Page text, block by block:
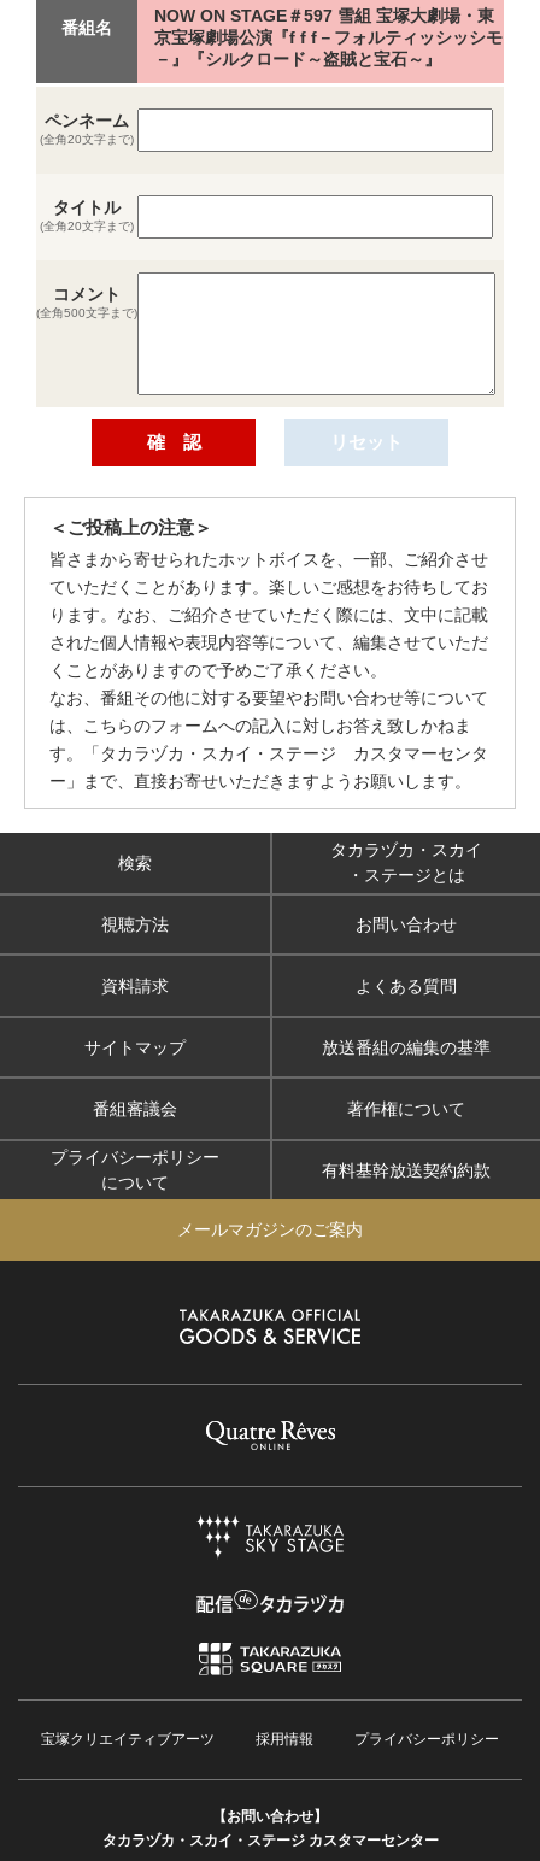
番組名
NOW ON STAGE＃597 雪組 宝塚大劇場・東
京宝塚劇場公演『f f f－フォルティッシッシモ
－』『シルクロード～盗賊と宝石～』
ペンネーム
(全角20文字まで)
タイトル
(全角20文字まで)
コメント
(全角500文字まで)
＜ご投稿上の注意＞
皆さまから寄せられたホットボイスを、一部、ご紹介させ
ていただくことがあります。楽しいご感想をお待ちしてお
ります。なお、ご紹介させていただく際には、文中に記載
された個人情報や表現内容等について、編集させていただ
くことがありますので予めご了承ください。
なお、番組その他に対する要望やお問い合わせ等について
は、こちらのフォームへの記入に対しお答え致しかねま
す。「タカラヅカ・スカイ・ステージ カスタマーセンタ
ー」まで、直接お寄せいただきますようお願いします。
検索
タカラヅカ・スカイ
・ステージとは
視聴方法 お問い合わせ
資料請求 よくある質問
サイトマップ 放送番組の編集の基準
番組審議会 著作権について
プライバシーポリシー
について
有料基幹放送契約約款
メールマガジンのご案内
宝塚クリエイティブアーツ 採用情報 プライバシーポリシー
【お問い合わせ】
タカラヅカ・スカイ・ステージ カスタマーセンター